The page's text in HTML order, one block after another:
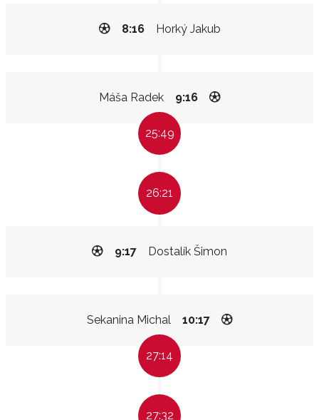
Horký Jakub
8:16
Máša Radek 9:16
25:49
26:21
Dostalík Šimon
9:17
Sekanina Michal 10:17
27:14
27:32